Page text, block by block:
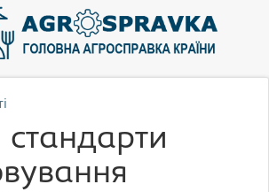
стандарти